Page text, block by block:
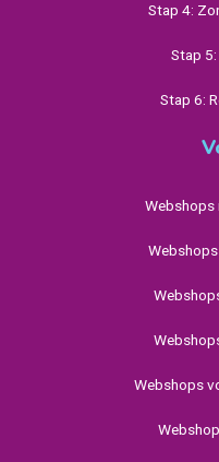
Stap 4:
Stap
Stap 6:
Webshops
Webshops